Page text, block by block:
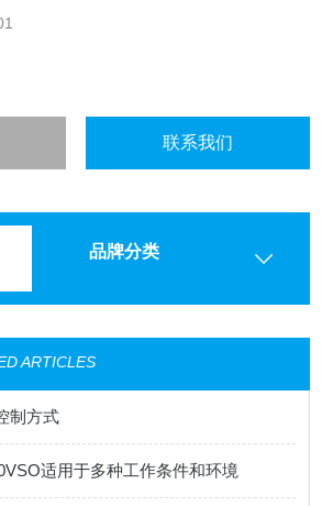
联系我们
品牌分类
ARTICLES
制方式
适用于多种工作条件和环境